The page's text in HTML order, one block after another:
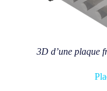
3D d’une plaque